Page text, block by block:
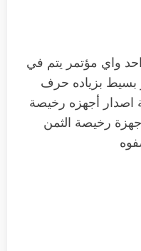
واي مؤتمر يتم في
بسيط بزياده حرف
اصدار أجهزه رخيصة
رخيصة الثمن